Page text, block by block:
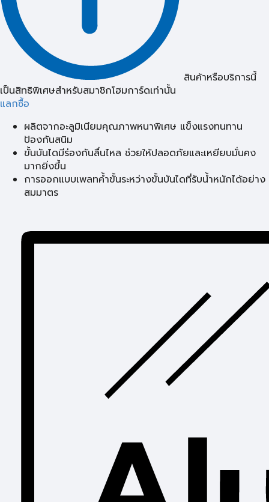
สินค้าหรือบริการนี้
เป็นสิทธิพิเศษสำหรับสมาชิกโฮมการ์ดเท่านั้น
แลกซื้อ
ผลิตจากอะลูมิเนียมคุณภาพหนาพิเศษ แข็งแรงทนทาน
ป้องกันสนิม
ขั้นบันไดมีร่องกันลื่นไหล ช่วยให้ปลอดภัยและเหยียบมั่นคง
มากยิ่งขึ้น
การออกแบบเพลทค้ำขั้นระหว่างขั้นบันไดที่รับน้ำหนักได้อย่าง
สมมาตร